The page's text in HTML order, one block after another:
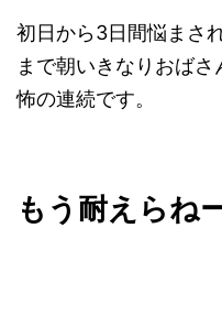
初日から3日間悩まさ
まで朝いきなりおば
怖の連続です。
もう耐えらね